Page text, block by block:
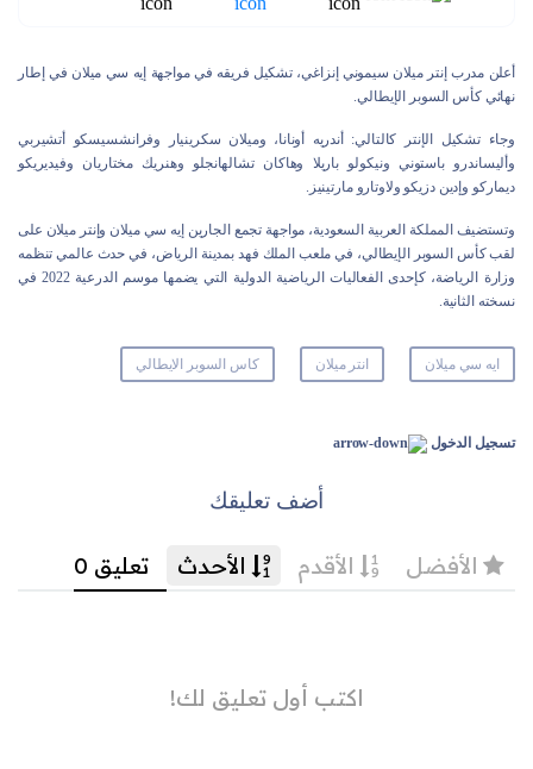
أعلن مدرب إنتر ميلان سيموني إنزاغي، تشكيل فريقه في مواجهة إيه سي ميلان في إطار
نهائي كأس السوبر الإيطالي.
وجاء تشكيل الإنتر كالتالي: أندريه أونانا، وميلان سكرينيار وفرانشسيسكو أتشيربي
وأليساندرو باستوني ونيكولو باريلا وهاكان تشالهانجلو وهنريك مختاريان وفيديريكو
ديماركو وإدين دزيكو ولاوتارو مارتينيز.
وتستضيف المملكة العربية السعودية، مواجهة تجمع الجارين إيه سي ميلان وإنتر ميلان على
لقب كأس السوبر الإيطالي، في ملعب الملك فهد بمدينة الرياض، في حدث عالمي تنظمه
وزارة الرياضة، كإحدى الفعاليات الرياضية الدولية التي يضمها موسم الدرعية 2022 في
نسخته الثانية.
ايه سي ميلان انتر ميلان كاس السوبر الايطالي
تسجيل الدخول
أضف تعليقك